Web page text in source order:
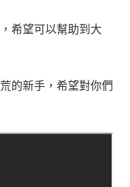
希望可以幫助到大
的新手，希望對你們